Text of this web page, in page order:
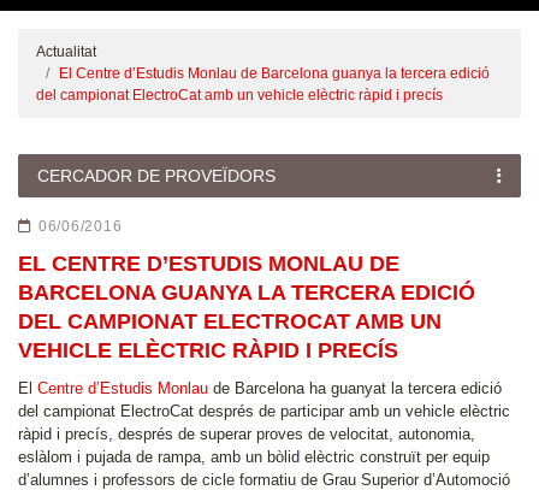
Actualitat
El Centre d’Estudis Monlau de Barcelona guanya la tercera edició
del campionat ElectroCat amb un vehicle elèctric ràpid i precís
CERCADOR DE PROVEÏDORS
06/06/2016
EL CENTRE D’ESTUDIS MONLAU DE
BARCELONA GUANYA LA TERCERA EDICIÓ
DEL CAMPIONAT ELECTROCAT AMB UN
VEHICLE ELÈCTRIC RÀPID I PRECÍS
El Centre d’Estudis Monlau de Barcelona ha guanyat la tercera edició
del campionat ElectroCat després de participar amb un vehicle elèctric
ràpid i precís, després de superar proves de velocitat, autonomia,
eslàlom i pujada de rampa, amb un bòlid elèctric construït per equip
d’alumnes i professors de cicle formatiu de Grau Superior d’Automoció